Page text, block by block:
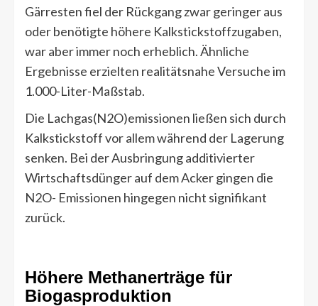
Gärresten fiel der Rückgang zwar geringer aus
oder benötigte höhere Kalkstickstoffzugaben,
war aber immer noch erheblich. Ähnliche
Ergebnisse erzielten realitätsnahe Versuche im
1.000-Liter-Maßstab.
Die Lachgas(N2O)emissionen ließen sich durch
Kalkstickstoff vor allem während der Lagerung
senken. Bei der Ausbringung additivierter
Wirtschaftsdünger auf dem Acker gingen die
N2O- Emissionen hingegen nicht signifikant
zurück.
Höhere Methanerträge für
Biogasproduktion